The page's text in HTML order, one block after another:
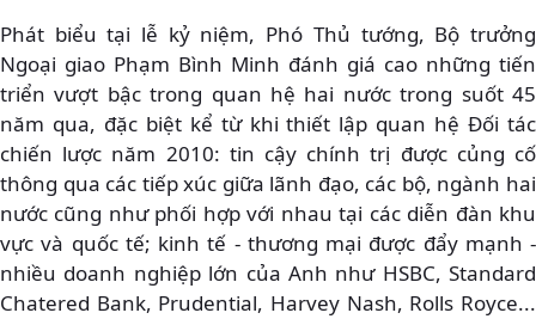
Phát biểu tại lễ kỷ niệm, Phó Thủ tướng, Bộ trưởng
Ngoại giao Phạm Bình Minh đánh giá cao những tiến
triển vượt bậc trong quan hệ hai nước trong suốt 45
năm qua, đặc biệt kể từ khi thiết lập quan hệ Đối tác
chiến lược năm 2010: tin cậy chính trị được củng cố
thông qua các tiếp xúc giữa lãnh đạo, các bộ, ngành hai
nước cũng như phối hợp với nhau tại các diễn đàn khu
vực và quốc tế; kinh tế - thương mại được đẩy mạnh -
nhiều doanh nghiệp lớn của Anh như HSBC, Standard
Chatered Bank, Prudential, Harvey Nash, Rolls Royce...